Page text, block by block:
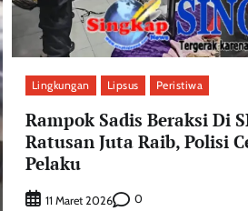
Lingkungan Lipsus Peristiwa
Rampok Sadis Beraksi Di
Ratusan Juta Raib, Polisi
Pelaku
11 Maret 2026 0